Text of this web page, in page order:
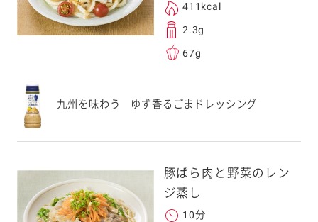
411kcal
2.3g
67g
九州を味わう ゆず香るごまドレッシング
豚ばら肉と野菜のレン
ジ蒸し
10分